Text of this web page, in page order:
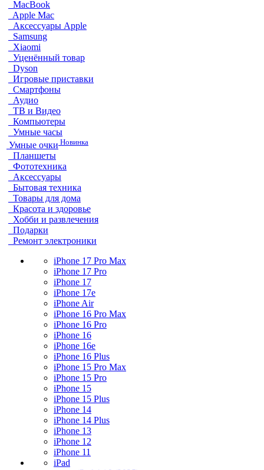
MacBook
Apple Mac
Аксессуары Apple
Samsung
Xiaomi
Уценённый товар
Dyson
Игровые приставки
Смартфоны
Аудио
ТВ и Видео
Компьютеры
Умные часы
Умные очки Новинка
Планшеты
Фототехника
Аксессуары
Бытовая техника
Товары для дома
Красота и здоровье
Хобби и развлечения
Подарки
Ремонт электроники
iPhone 17 Pro Max
iPhone 17 Pro
iPhone 17
iPhone 17e
iPhone Air
iPhone 16 Pro Max
iPhone 16 Pro
iPhone 16
iPhone 16e
iPhone 16 Plus
iPhone 15 Pro Max
iPhone 15 Pro
iPhone 15
iPhone 15 Plus
iPhone 14
iPhone 14 Plus
iPhone 13
iPhone 12
iPhone 11
iPad